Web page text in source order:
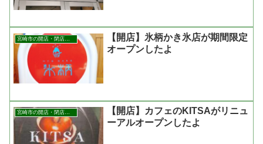
【開店】氷柄かき氷店が期間限定
オープンしたよ
【開店】カフェのKITSAがリニュ
ーアルオープンしたよ